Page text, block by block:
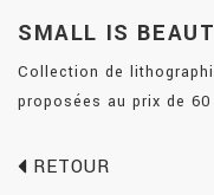
SMALL IS
Collection de
proposées au prix de
RETOUR